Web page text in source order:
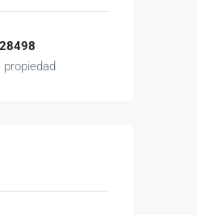
28498
propiedad